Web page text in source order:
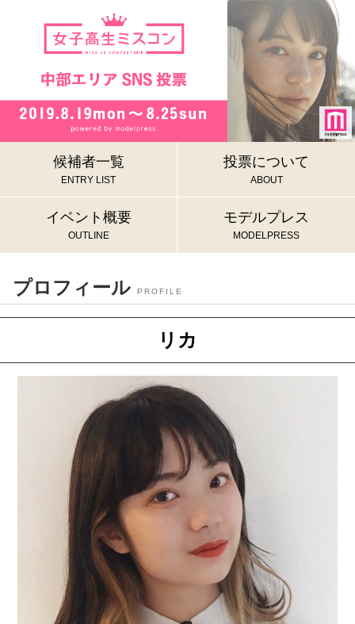
候補者一覧
ENTRY LIST
投票について
ABOUT
イベント概要
OUTLINE
モデルプレス
MODELPRESS
プロフィール PROFILE
リカ